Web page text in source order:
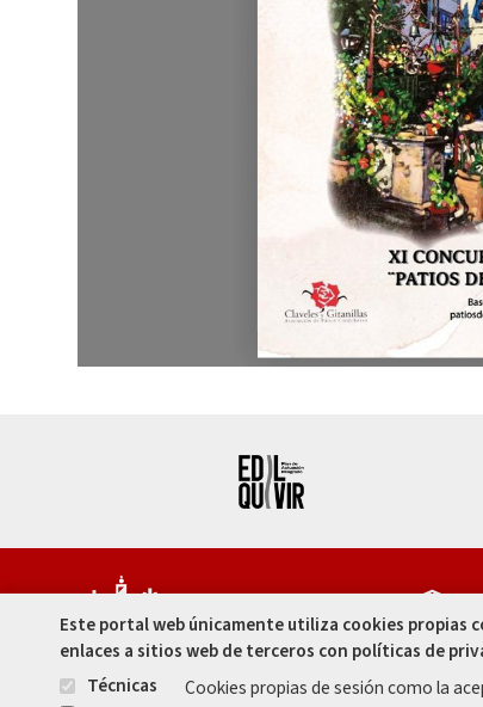
Este portal web únicamente utiliza cookies propias
enlaces a sitios web de terceros con políticas de
Técnicas
Cookies propias de sesión como la